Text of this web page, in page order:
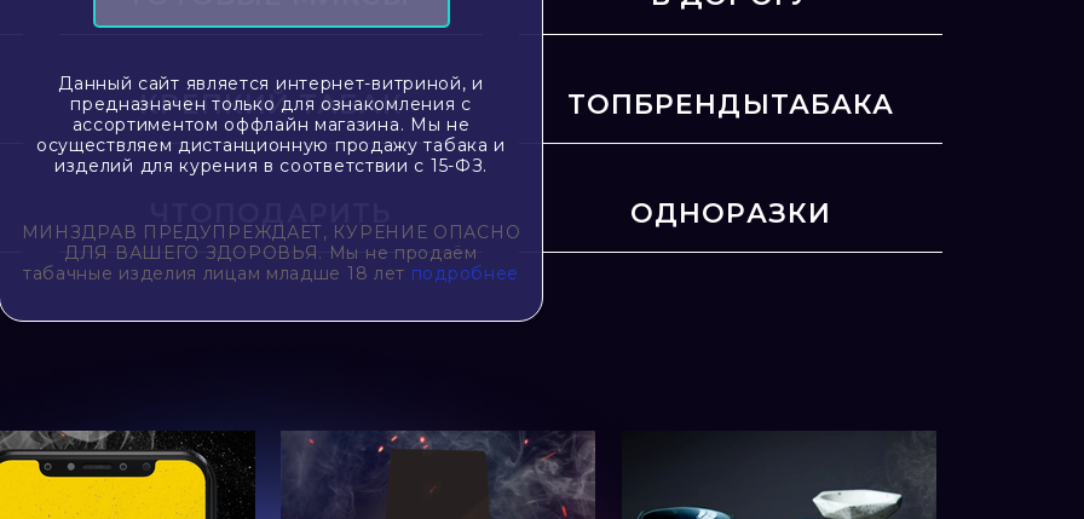
КРЕПКИЙ ТАБАК ТОПБРЕНДЫТАБАКА
ОДНОРАЗКИ
Данный сайт является интернет-витриной, и
предназначен только для ознакомления с
ассортиментом оффлайн магазина. Мы не
осуществляем дистанционную продажу табака и
изделий для курения в соответствии с 15-ФЗ.
МИНЗДРАВ ПРЕДУПРЕЖДАЕТ, КУРЕНИЕ ОПАСНО
ДЛЯ ВАШЕГО ЗДОРОВЬЯ. Мы не продаём
табачные изделия лицам младше 18 лет подробнее